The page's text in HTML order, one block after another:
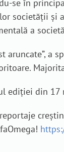
se în
societății și
a
aruncate”, a
ediției din